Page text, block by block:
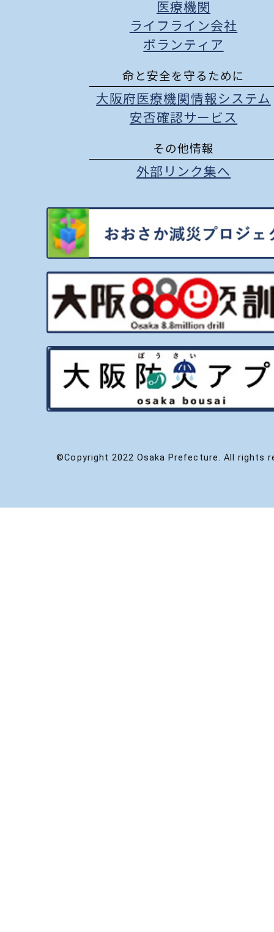
医療機関
ライフライン会社
ボランティア
命と安全を守るために
大阪府医療機関情報システム
安否確認サービス
その他情報
外部リンク集へ
©Copyright 2022 Osaka Prefecture. All rights